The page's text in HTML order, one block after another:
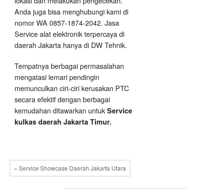
Anda juga bisa menghubungi kami di
nomor WA 0857-1874-2042. Jasa
Service alat elektronik terpercaya di
daerah Jakarta hanya di DW Tehnik.
Tempatnya berbagai permasalahan
mengatasi lemari pendingin
memunculkan ciri-ciri kerusakan PTC
secara efektif dengan berbagai
kemudahan ditawarkan untuk Service
kulkas daerah Jakarta Timur.
« Service Showcase Daerah Jakarta Utara